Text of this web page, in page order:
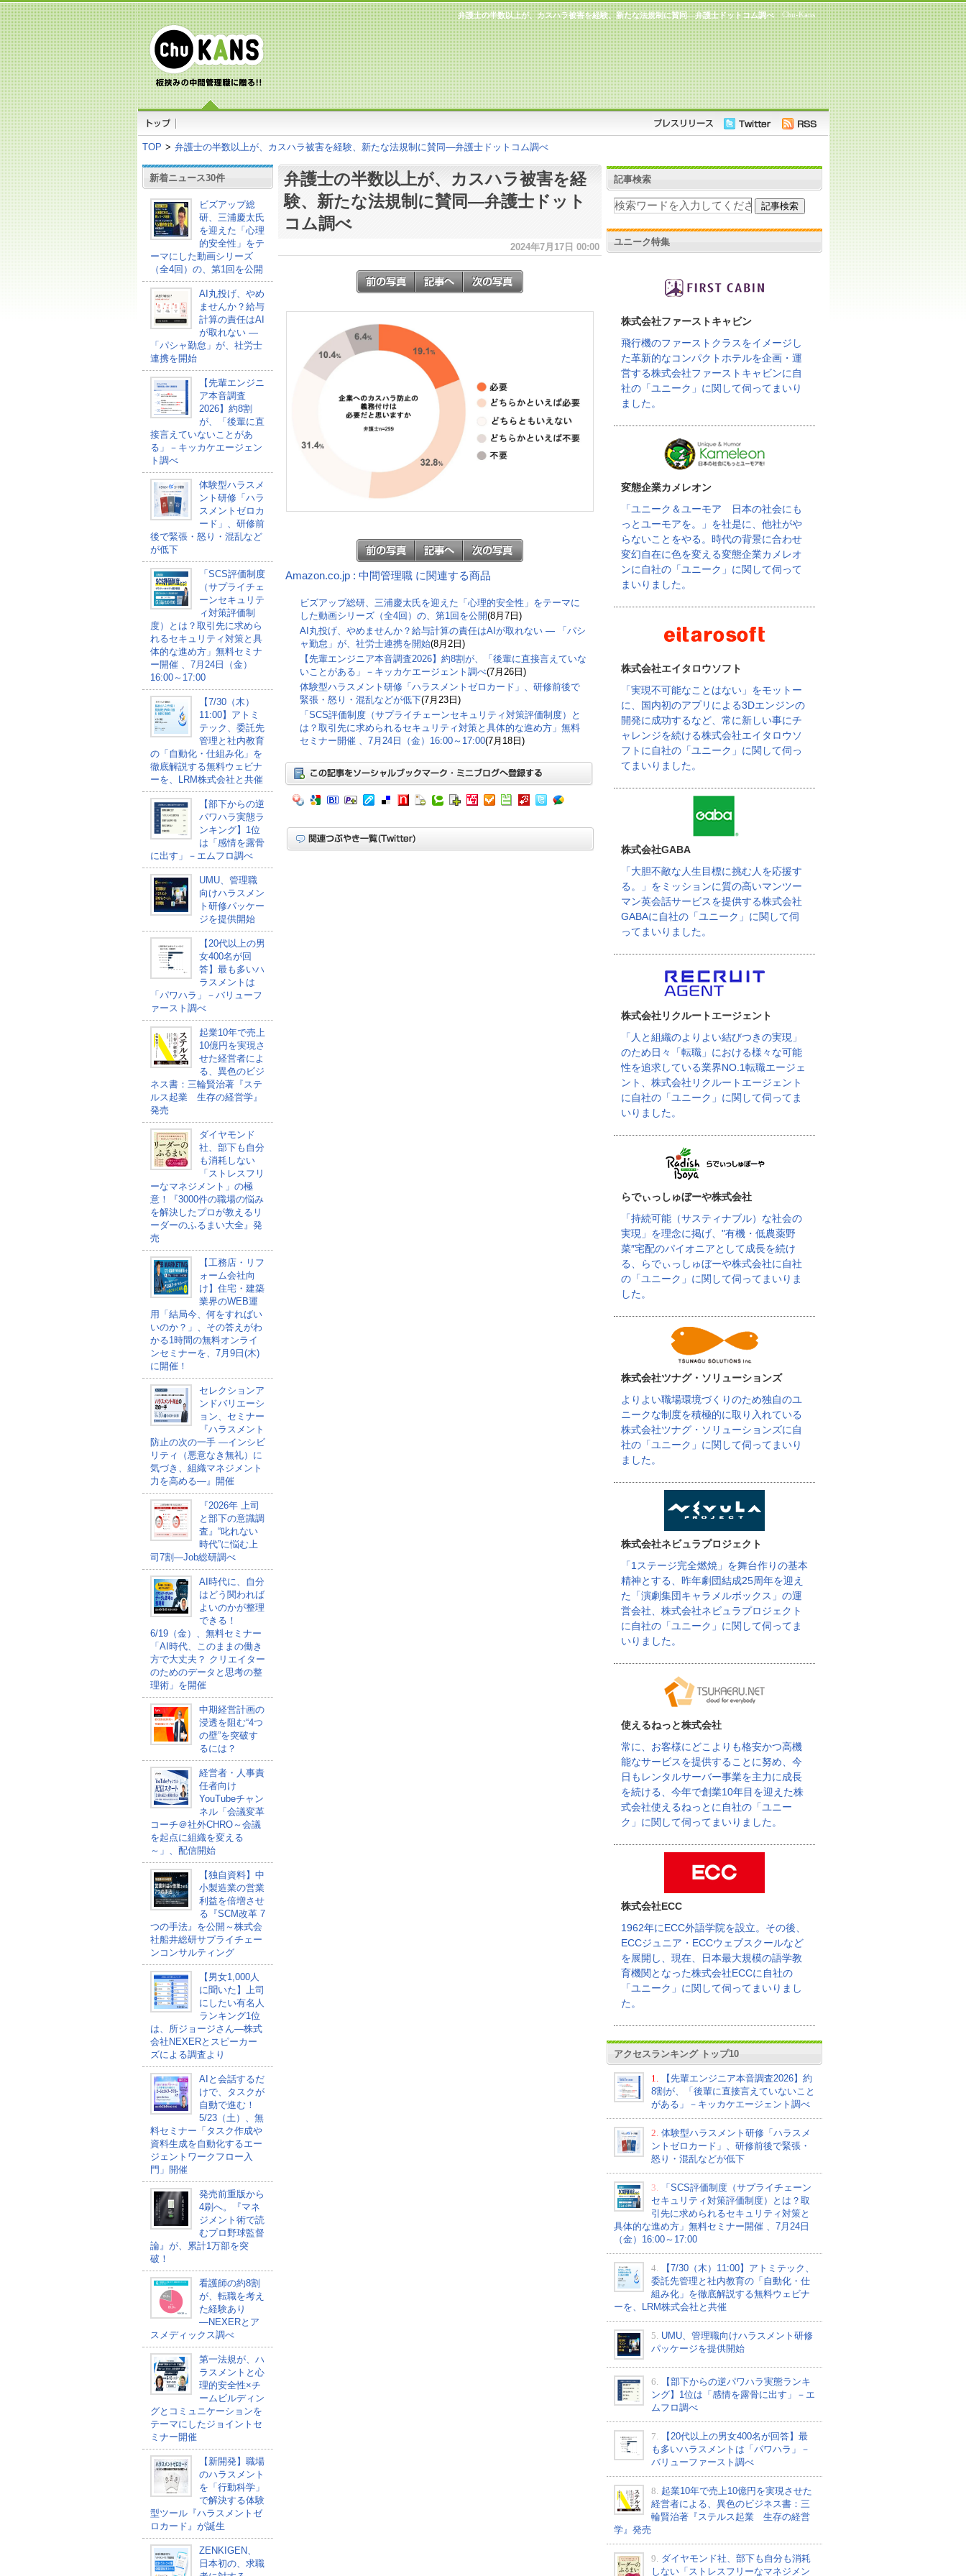
Chu-Kans
弁護士の半数以上が、カスハラ被害を経験、新たな法規制に賛同―弁護士ドットコム調べ
TOP > 弁護士の半数以上が、カスハラ被害を経験、新たな法規制に賛同―弁護士ドットコム調べ
新着ニュース30件
ビズアップ総
研、三浦慶太氏
を迎えた「心理
的安全性」をテ
ーマにした動画シリーズ
（全4回）の、第1回を公開
AI丸投げ、やめ
ませんか？給与
計算の責任はAI
が取れない ―
「パシャ勤怠」が、社労士
連携を開始
【先輩エンジニ
ア本音調査
2026】約8割
が、「後輩に直
接言えていないことがあ
る」－キッカケエージェン
ト調べ
体験型ハラスメ
ント研修「ハラ
スメントゼロカ
ード」、研修前
後で緊張・怒り・混乱など
が低下
「SCS評価制度
（サプライチェ
ーンセキュリテ
ィ対策評価制
度）とは？取引先に求めら
れるセキュリティ対策と具
体的な進め方」無料セミナ
ー開催 、7月24日（金）
16:00～17:00
【7/30（木）
11:00】アトミ
テック、委託先
管理と社内教育
の「自動化・仕組み化」を
徹底解説する無料ウェビナ
ーを、LRM株式会社と共催
【部下からの逆
パワハラ実態ラ
ンキング】1位
は「感情を露骨
に出す」－エムフロ調べ
UMU、管理職
向けハラスメン
ト研修パッケー
ジを提供開始
【20代以上の男
女400名が回
答】最も多いハ
ラスメントは
「パワハラ」－バリューフ
ァースト調べ
起業10年で売上
10億円を実現さ
せた経営者によ
る、異色のビジ
ネス書：三輪賢治著『ステ
ルス起業 生存の経営学』
発売
ダイヤモンド
社、部下も自分
も消耗しない
「ストレスフリ
ーなマネジメント」の極
意！『3000件の職場の悩み
を解決したプロが教えるリ
ーダーのふるまい大全』発
売
【工務店・リフ
ォーム会社向
け】住宅・建築
業界のWEB運
用「結局今、何をすればい
いのか？」、その答えがわ
かる1時間の無料オンライ
ンセミナーを、7月9日(木)
に開催！
セレクションア
ンドバリエーシ
ョン、セミナー
『ハラスメント
防止の次の一手 ―インシビ
リティ（悪意なき無礼）に
気づき、組織マネジメント
力を高める―』開催
『2026年 上司
と部下の意識調
査』“叱れない
時代”に悩む上
司7割―Job総研調べ
AI時代に、自分
はどう関われば
よいのかが整理
できる！
6/19（金）、無料セミナー
「AI時代、このままの働き
方で大丈夫？ クリエイター
のためのデータと思考の整
理術」を開催
中期経営計画の
浸透を阻む“4つ
の壁”を突破す
るには？
経営者・人事責
任者向け
YouTubeチャン
ネル「会議変革
コーチ＠社外CHRO～会議
を起点に組織を変える
～」、配信開始
【独自資料】中
小製造業の営業
利益を倍増させ
る『SCM改革 7
つの手法』を公開～株式会
社船井総研サプライチェー
ンコンサルティング
【男女1,000人
に聞いた】上司
にしたい有名人
ランキング1位
は、所ジョージさん―株式
会社NEXERとスピーカー
ズによる調査より
AIと会話するだ
けで、タスクが
自動で進む！
5/23（土）、無
料セミナー「タスク作成や
資料生成を自動化するエー
ジェントワークフロー入
門」開催
発売前重版から
4刷へ。『マネ
ジメント術で読
むプロ野球監督
論』が、累計1万部を突
破！
看護師の約8割
が、転職を考え
た経験あり
―NEXERとア
スメディックス調べ
第一法規が、ハ
ラスメントと心
理的安全性×チ
ームビルディン
グとコミュニケーションを
テーマにしたジョイントセ
ミナー開催
【新開発】職場
のハラスメント
を「行動科学」
で解決する体験
型ツール『ハラスメントゼ
ロカード』が誕生
ZENKIGEN、
日本初の、求職
弁護士の半数以上が、カスハラ被害を経
験、新たな法規制に賛同―弁護士ドット
コム調べ
2024年7月17日 00:00
Amazon.co.jp : 中間管理職 に関連する商品
ビズアップ総研、三浦慶太氏を迎えた「心理的安全性」をテーマに
した動画シリーズ（全4回）の、第1回を公開(8月7日)
AI丸投げ、やめませんか？給与計算の責任はAIが取れない ― 「パシ
ャ勤怠」が、社労士連携を開始(8月2日)
【先輩エンジニア本音調査2026】約8割が、「後輩に直接言えていな
いことがある」－キッカケエージェント調べ(7月26日)
体験型ハラスメント研修「ハラスメントゼロカード」、研修前後で
緊張・怒り・混乱などが低下(7月23日)
「SCS評価制度（サプライチェーンセキュリティ対策評価制度）と
は？取引先に求められるセキュリティ対策と具体的な進め方」無料
セミナー開催 、7月24日（金）16:00～17:00(7月18日)
記事検索
ユニーク特集
株式会社ファーストキャビン
飛行機のファーストクラスをイメージし
た革新的なコンパクトホテルを企画・運
営する株式会社ファーストキャビンに自
社の「ユニーク」に関して伺ってまいり
ました。
変態企業カメレオン
「ユニーク＆ユーモア 日本の社会にも
っとユーモアを。」を社是に、他社がや
らないことをやる。時代の背景に合わせ
変幻自在に色を変える変態企業カメレオ
ンに自社の「ユニーク」に関して伺って
まいりました。
株式会社エイタロウソフト
「実現不可能なことはない」をモットー
に、国内初のアプリによる3Dエンジンの
開発に成功するなど、常に新しい事にチ
ャレンジを続ける株式会社エイタロウソ
フトに自社の「ユニーク」に関して伺っ
てまいりました。
株式会社GABA
「大胆不敵な人生目標に挑む人を応援す
る。」をミッションに質の高いマンツー
マン英会話サービスを提供する株式会社
GABAに自社の「ユニーク」に関して伺
ってまいりました。
株式会社リクルートエージェント
「人と組織のよりよい結びつきの実現」
のため日々「転職」における様々な可能
性を追求している業界NO.1転職エージェ
ント、株式会社リクルートエージェント
に自社の「ユニーク」に関して伺ってま
いりました。
らでぃっしゅぼーや株式会社
「持続可能（サスティナブル）な社会の
実現」を理念に掲げ、"有機・低農薬野
菜″宅配のパイオニアとして成長を続け
る、らでぃっしゅぼーや株式会社に自社
の「ユニーク」に関して伺ってまいりま
した。
株式会社ツナグ・ソリューションズ
よりよい職場環境づくりのため独自のユ
ニークな制度を積極的に取り入れている
株式会社ツナグ・ソリューションズに自
社の「ユニーク」に関して伺ってまいり
ました。
株式会社ネビュラプロジェクト
「1ステージ完全燃焼」を舞台作りの基本
精神とする、昨年劇団結成25周年を迎え
た「演劇集団キャラメルボックス」の運
営会社、株式会社ネビュラプロジェクト
に自社の「ユニーク」に関して伺ってま
いりました。
使えるねっと株式会社
常に、お客様にどこよりも格安かつ高機
能なサービスを提供することに努め、今
日もレンタルサーバー事業を主力に成長
を続ける、今年で創業10年目を迎えた株
式会社使えるねっとに自社の「ユニー
ク」に関して伺ってまいりました。
株式会社ECC
1962年にECC外語学院を設立。その後、
ECCジュニア・ECCウェブスクールなど
を展開し、現在、日本最大規模の語学教
育機関となった株式会社ECCに自社の
「ユニーク」に関して伺ってまいりまし
た。
アクセスランキング トップ10
1.
【先輩エンジニア本音調査2026】約
8割が、「後輩に直接言えていないこと
がある」－キッカケエージェント調べ
2. 体験型ハラスメント研修「ハラスメ
ントゼロカード」、研修前後で緊張・
怒り・混乱などが低下
3.
「SCS評価制度（サプライチェーン
セキュリティ対策評価制度）とは？取
引先に求められるセキュリティ対策と
具体的な進め方」無料セミナー開催 、7月24日
（金）16:00～17:00
4.
【7/30（木）11:00】アトミテック、
委託先管理と社内教育の「自動化・仕
組み化」を徹底解説する無料ウェビナ
ーを、LRM株式会社と共催
5. UMU、管理職向けハラスメント研修
パッケージを提供開始
6.
【部下からの逆パワハラ実態ランキ
ング】1位は「感情を露骨に出す」－エ
ムフロ調べ
7.
【20代以上の男女400名が回答】最
も多いハラスメントは「パワハラ」－
バリューファースト調べ
8. 起業10年で売上10億円を実現させた
経営者による、異色のビジネス書：三
輪賢治著『ステルス起業 生存の経営
学』発売
9. ダイヤモンド社、部下も自分も消耗
しない「ストレスフリーなマネジメン